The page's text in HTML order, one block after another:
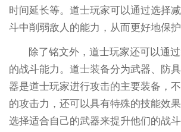
时间延长等。道士玩家可以通过选择
斗中削弱敌人的能力，从而更好地保护
除了铭文外，道士玩家还可以通
的战斗能力。道士装备分为武器、防
器是道士玩家进行攻击的主要装备，
的攻击力，还可以具有特殊的技能效
选择适合自己的武器来提升他们的战斗